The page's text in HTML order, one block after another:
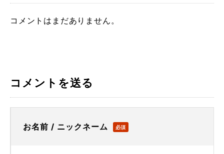
コメントはまだありません。
コメントを送る
お名前 / ニックネーム 必須